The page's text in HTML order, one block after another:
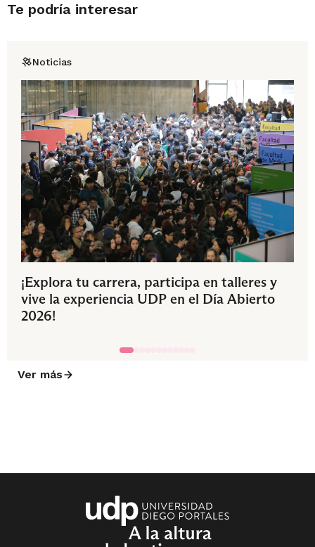
Te podría interesar
Noticias
¡Explora tu carrera, participa en talleres y
vive la experiencia UDP en el Día Abierto
2026!
Ver más